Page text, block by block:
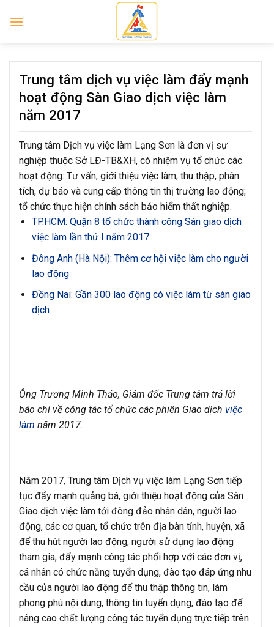
Trung tâm dịch vụ việc làm đẩy mạnh
hoạt động Sàn Giao dịch việc làm
năm 2017
Trung tâm Dịch vụ việc làm Lạng Sơn là đơn vị sự
nghiệp thuộc Sở LĐ-TB&XH, có nhiệm vụ tổ chức các
hoạt động: Tư vấn, giới thiệu việc làm; thu thập, phân
tích, dự báo và cung cấp thông tin thị trường lao động;
tổ chức thực hiện chính sách bảo hiểm thất nghiệp.
TP.HCM: Quận 8 tổ chức thành công Sàn giao dịch
việc làm lần thứ I năm 2017
Đông Anh (Hà Nội): Thêm cơ hội việc làm cho người
lao động
Đồng Nai: Gần 300 lao động có việc làm từ sàn giao
dịch
Ông Trương Minh Thảo, Giám đốc Trung tâm trả lời
báo chí về công tác tổ chức các phiên Giao dịch việc
làm năm 2017.
Năm 2017, Trung tâm Dịch vụ việc làm Lạng Sơn tiếp
tục đẩy mạnh quảng bá, giới thiệu hoạt động của Sàn
Giao dịch việc làm tới đông đảo nhân dân, người lao
động, các cơ quan, tổ chức trên địa bàn tỉnh, huyện, xã
để thu hút người lao động, người sử dụng lao động
tham gia; đẩy mạnh công tác phối hợp với các đơn vị,
cá nhân có chức năng tuyển dụng, đào tạo đáp ứng nhu
cầu của người lao động để thu thập thông tin, làm
phong phú nội dung, thông tin tuyển dụng, đào tạo để
nâng cao chất lượng công tác tuyển dụng trực tiếp trên